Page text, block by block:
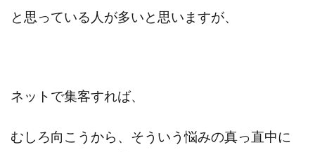
と思っている人が多いと思いますが、
ネットで集客すれば、
むしろ向こうから、そういう悩みの真っ直中に